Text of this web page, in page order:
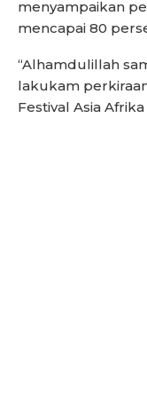
menyampaikan
mencapai 80
“Alhamdulillah
lakukam
Festival Asia Afrika